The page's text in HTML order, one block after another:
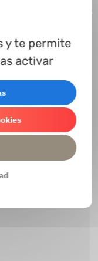
y te permite
activar